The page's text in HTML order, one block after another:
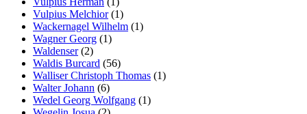
Vulpius Melchior(1)
Wackernagel Wilhelm (1)
Wagner Georg (1)
Waldenser(2)
Waldis Burcard (56)
Walliser Christoph Thomas (1)
Walter Johann (6)
Wedel Georg Wolfgang (1)